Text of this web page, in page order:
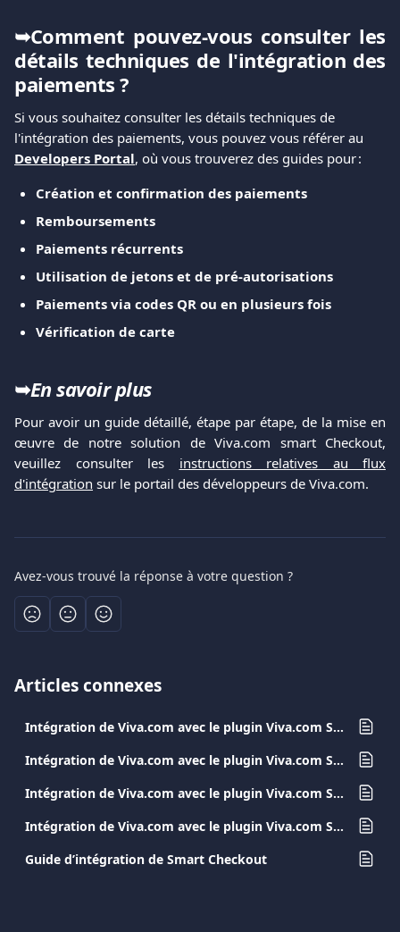
➥Comment pouvez-vous consulter les
détails techniques de l'intégration des
paiements ?
Si vous souhaitez consulter les détails techniques de
l'intégration des paiements, vous pouvez vous référer au
Developers Portal, où vous trouverez des guides pour :
Création et confirmation des paiements
Remboursements
Paiements récurrents
Utilisation de jetons et de pré-autorisations
Paiements via codes QR ou en plusieurs fois
Vérification de carte
➥En savoir plus
Pour avoir un guide détaillé, étape par étape, de la mise en
œuvre de notre solution de Viva.com smart Checkout,
veuillez consulter les instructions relatives au flux
d'intégration sur le portail des développeurs de Viva.com.
Avez-vous trouvé la réponse à votre question ?
Articles connexes
Intégration de Viva.com avec le plugin Viva.com Smart Checkout pour WooCommerce
Intégration de Viva.com avec le plugin Viva.com Smart Checkout pour Shopify
Intégration de Viva.com avec le plugin Viva.com Smart Checkout pour PrestaShop
Intégration de Viva.com avec le plugin Viva.com Smart Checkout pour Magento
Guide d’intégration de Smart Checkout